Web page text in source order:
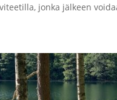
jonka jälkeen